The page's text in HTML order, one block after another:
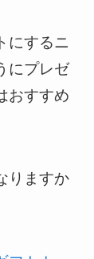
にするニ
にプレゼ
おすすめ
りますか